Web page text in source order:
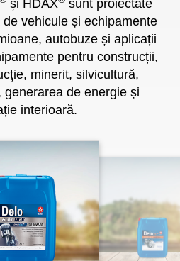
Texaco , Delo ,
și HDAX ® sunt proiectate
vehicule și echipamente
autobuze și aplicații
pentru construcții,
minerit, silvicultură,
interioară.